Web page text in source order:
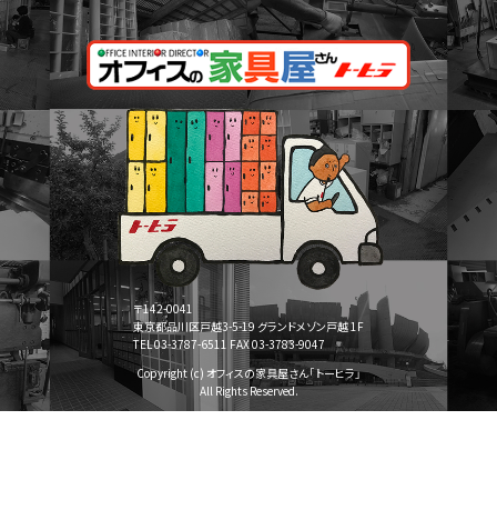
〒142-0041
東京都品川区戸越3-5-19 グランドメゾン戸越 1F
TEL 03-3787-6511 FAX 03-3783-9047
Copyright (c) オフィスの家具屋さん「トーヒラ」
All Rights Reserved.